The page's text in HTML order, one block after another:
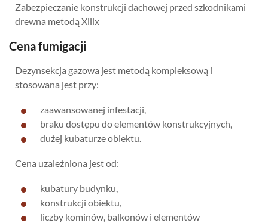
Zabezpieczanie konstrukcji dachowej przed szkodnikami
drewna metodą Xilix
Cena fumigacji
Dezynsekcja gazowa jest metodą kompleksową i
stosowana jest przy:
zaawansowanej infestacji,
braku dostępu do elementów konstrukcyjnych,
dużej kubaturze obiektu.
Cena uzależniona jest od:
kubatury budynku,
konstrukcji obiektu,
liczby kominów, balkonów i elementów